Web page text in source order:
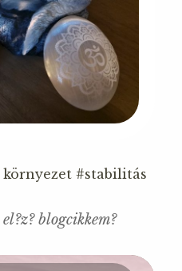
környezet #stabilitás
blogcikkem?